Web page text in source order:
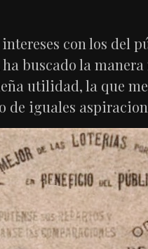
con los del
buscado la manera
utilidad, la que
de iguales